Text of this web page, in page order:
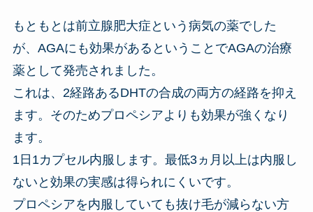
もともとは前立腺肥大症という病気の薬でした
が、AGAにも効果があるということでAGAの治療
薬として発売されました。
これは、2経路あるDHTの合成の両方の経路を抑え
ます。そのためプロペシアよりも効果が強くなり
ます。
1日1カプセル内服します。最低3ヵ月以上は内服し
ないと効果の実感は得られにくいです。
プロペシアを内服していても抜け毛が減らない方